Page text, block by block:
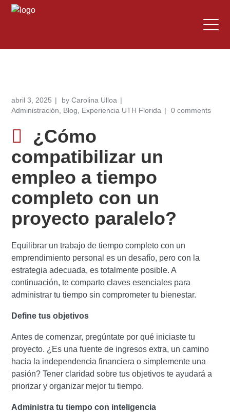
abril 3, 2025 byCarolina Ulloa
Administración
Blog Experiencia UTH Florida 0 comments
¿Cómo
compatibilizar un
empleo a tiempo
completo con un
proyecto paralelo?
Equilibrar un trabajo de tiempo completo con un
emprendimiento personal es un desafío, pero con la
estrategia adecuada, es totalmente posible. A
continuación, te comparto claves esenciales para
administrar tu tiempo sin comprometer tu bienestar.
Define tus objetivos
Antes de comenzar, pregúntate por qué iniciaste tu
proyecto. ¿Es una fuente de ingresos extra, un camino
hacia la independencia financiera o simplemente una
pasión? Tener claridad sobre tus objetivos te ayudará a
priorizar y organizar mejor tu tiempo.
Administra tu tiempo con inteligencia